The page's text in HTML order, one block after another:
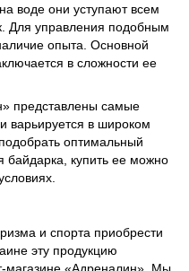
воде они уступают всем
Для управления подобным
опыта. Основной
в сложности ее
представлены самые
варьируется в широком
оптимальный
байдарка, купить ее можно
и спорта приобрести
эту продукцию
магазине «Адреналин». Мы